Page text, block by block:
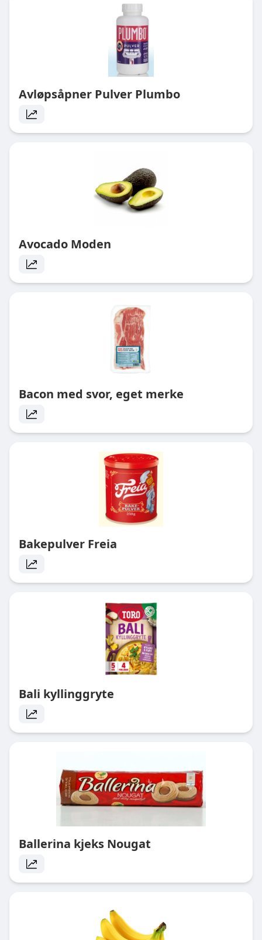
Avløpsåpner Pulver Plumbo
Avocado Moden
Bacon med svor, eget merke
Bakepulver Freia
Bali kyllinggryte
Ballerina kjeks Nougat